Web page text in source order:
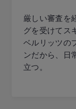
厳しい審査を
グを受けてス
ベルリッツの
ンだから、日
立つ。